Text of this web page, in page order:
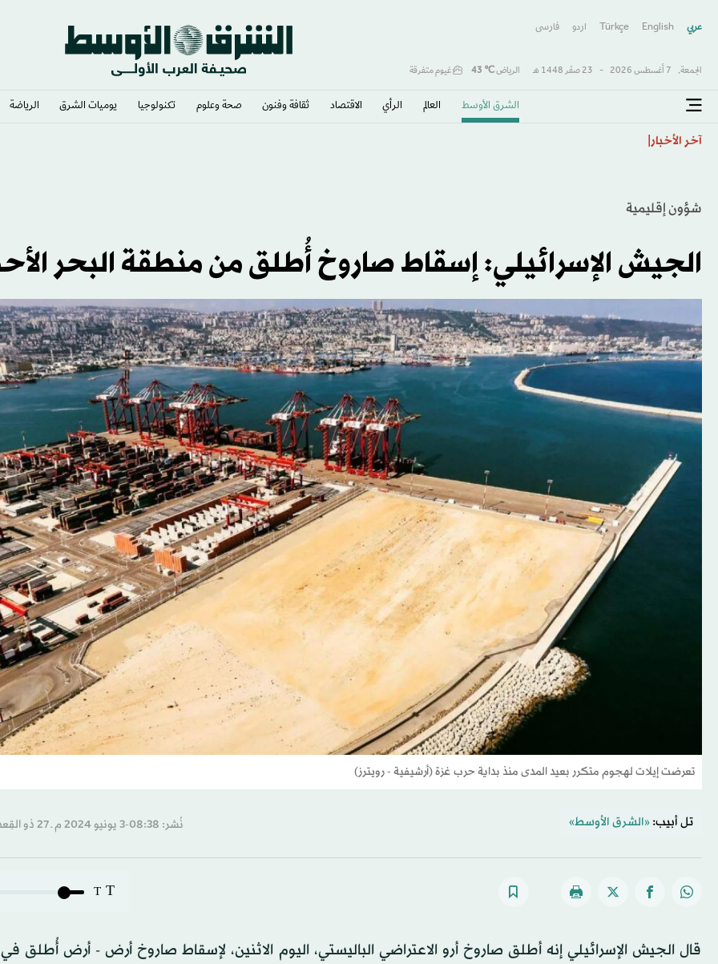
عربي English
Türkçe اردو فارسى
الجمعة, 7 أغسطس 2026 - 23 صفَر 1448 هـ الرياض℃
43 غيوم متفرقة
الشرق الأوسط​ العالم الرأي الاقتصاد ثقافة وفنون صحة وعلوم تكنولوجيا يوميات الشرق​ الرياضة
آخر الأخبار
شؤون إقليمية
الجيش الإسرائيلي: إسقاط صاروخ أُطلق من منطقة البحر
تعرضت إيلات لهجوم متكرر بعيد المدى منذ بداية حرب غزة (أرشيفية - رويترز)
تل أبيب: «الشرق الأوسط» نُشر: 08:38-3 يونيو 2024 م ـ 27 ذو القِعدة 1445 هـ
T
T
قال الجيش الإسرائيلي إنه أطلق صاروخ أرو الاعتراضي الباليستي، اليوم الاثنين، لإسقاط صاروخ أرض - أرض أُطلق